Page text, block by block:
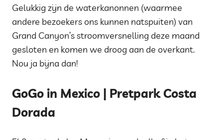
Gelukkig zijn de waterkanonnen (waarmee
andere bezoekers ons kunnen natspuiten) van
Grand Canyon’s stroomversnelling deze maand
gesloten en komen we droog aan de overkant.
Nou ja bijna dan!
GoGo in Mexico | Pretpark Costa
Dorada